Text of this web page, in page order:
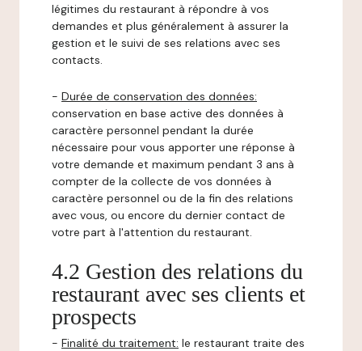
légitimes du restaurant à répondre à vos
demandes et plus généralement à assurer la
gestion et le suivi de ses relations avec ses
contacts.
- Durée de conservation des données:
conservation en base active des données à
caractère personnel pendant la durée
nécessaire pour vous apporter une réponse à
votre demande et maximum pendant 3 ans à
compter de la collecte de vos données à
caractère personnel ou de la fin des relations
avec vous, ou encore du dernier contact de
votre part à l'attention du restaurant.
4.2 Gestion des relations du
restaurant avec ses clients et
prospects
- Finalité du traitement: le restaurant traite des